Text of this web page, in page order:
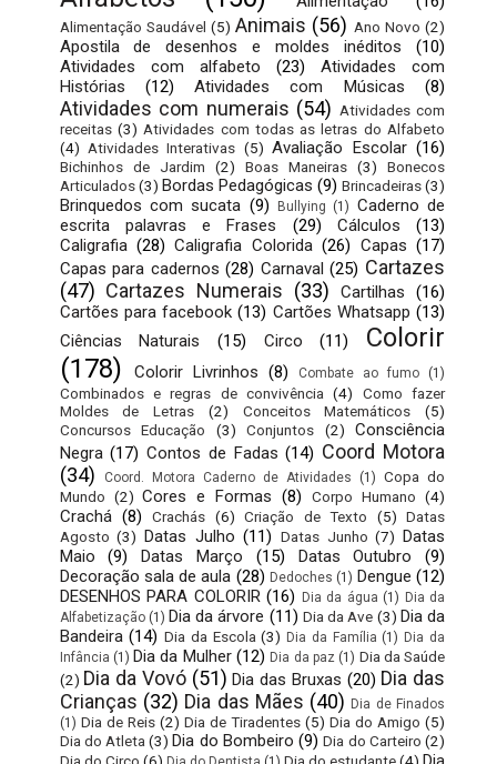
Alimentação Saudável (5) Animais (56) Ano Novo (2)
Apostila de desenhos e moldes inéditos
(10)
Atividades com alfabeto
(23)
Atividades com
Histórias
(12) Atividades com Músicas (8)
Atividades com numerais (54) Atividades com
receitas (3) Atividades com todas as letras do Alfabeto
(4) Atividades Interativas (5) Avaliação Escolar (16)
Bichinhos de Jardim (2) Boas Maneiras (3)
Bonecos
Articulados (3) Bordas Pedagógicas (9) Brincadeiras(3)
Brinquedos com sucata (9) Bullying (1) Caderno de
escrita palavras e Frases
(29) Cálculos
(13)
Caligrafia (28) Caligrafia Colorida (26) Capas (17)
Capas para cadernos (28) Carnaval (25) Cartazes
(47) Cartazes Numerais (33) Cartilhas
(16)
Cartões para facebook (13) Cartões Whatsapp (13)
Ciências Naturais
(15) Circo (11)
Colorir
(178)
Colorir Livrinhos (8) Combate ao fumo (1)
Combinados e regras de convivência (4)
Como fazer
Moldes de Letras
(2) Conceitos Matemáticos
(5)
Concursos Educação
(3) Conjuntos (2)
Consciência
Negra (17) Contos de Fadas (14) Coord Motora
(34)
Coord. Motora Caderno de Atividades (1) Copa do
Mundo (2) Cores e Formas (8) Corpo Humano (4)
Crachá (8) Crachás (6) Criação de Texto (5) Datas
Agosto (3) Datas Julho (11) Datas Junho (7) Datas
Maio
(9) Datas Março (15) Datas Outubro
(9)
Decoração sala de aula (28) Dedoches (1) Dengue (12)
DESENHOS PARA COLORIR (16) Dia da água (1) Dia da
Alfabetização (1) Dia da árvore (11) Dia da Ave (3) Dia da
Bandeira (14) Dia da Escola (3) Dia da Família (1) Dia da
Infância (1) Dia da Mulher (12) Dia da paz (1) Dia da Saúde
(2) Dia da Vovó (51) Dia das Bruxas (20) Dia das
Crianças (32) Dia das Mães (40) Dia de Finados
(1) Dia de Reis (2) Dia de Tiradentes (5) Dia do Amigo (5)
Dia do Atleta (3) Dia do Bombeiro (9) Dia do Carteiro (2)